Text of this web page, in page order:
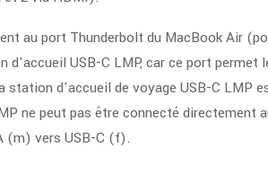
au port Thunderbolt du MacBook Air
USB-C LMP, car ce port permet
d'accueil de voyage USB-C LMP
ne peut pas être connecté directement
(m) vers USB-C (f).